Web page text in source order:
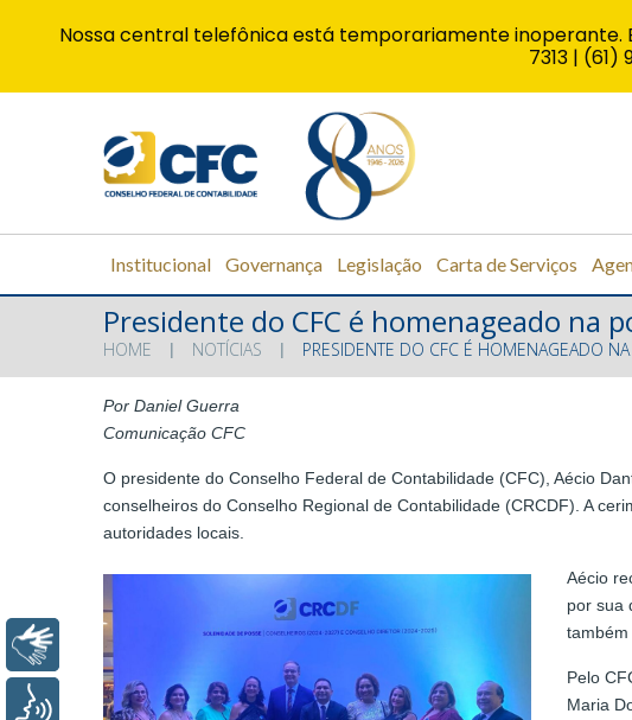
Institucional Governança Legislação Carta de Serviços
Presidente do CFC é homenageado na
HOME NOTÍCIAS PRESIDENTE DO CFC É HOMENAGEADO
Por Daniel Guerra
Comunicação CFC
O presidente do Conselho Federal de Contabilidade (CFC), Aécio
conselheiros do Conselho Regional de Contabilidade (CRCDF). A
autoridades locais.
Aécio
por sua
também
Pelo
Maria
Nossa central telefônica está temporariamente inoperante.
7313 |
Libras
Voz